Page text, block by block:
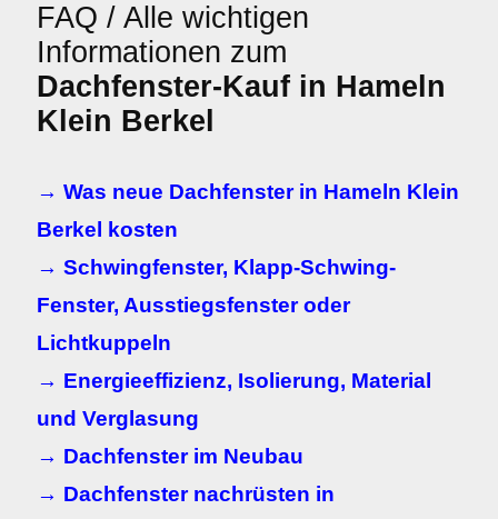
FAQ / Alle wichtigen
Informationen zum
Dachfenster-Kauf in Hameln
Klein Berkel
→ Was neue Dachfenster in Hameln Klein
Berkel kosten
→ Schwingfenster, Klapp-Schwing-
Fenster, Ausstiegsfenster oder
Lichtkuppeln
→ Energieeffizienz, Isolierung, Material
und Verglasung
→ Dachfenster im Neubau
→ Dachfenster nachrüsten in